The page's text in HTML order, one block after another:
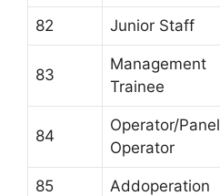
82 Junior Staff
83
Management
Trainee
84
Operator/Panel
Operator
85 Addoperation